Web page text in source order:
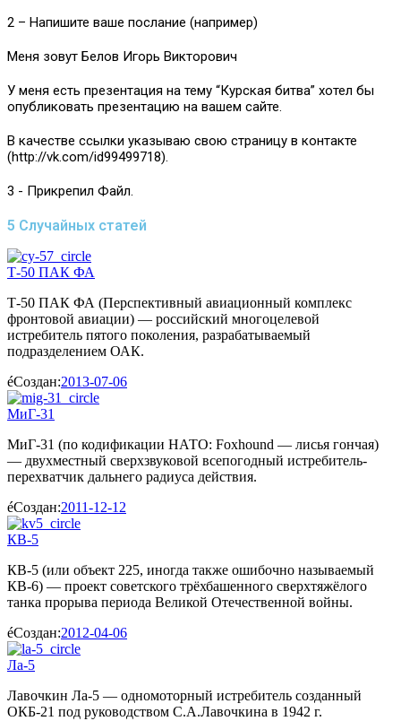
2 – Напишите ваше послание (например)
Меня зовут Белов Игорь Викторович
У меня есть презентация на тему “Курская битва” хотел бы
опубликовать презентацию на вашем сайте.
В качестве ссылки указываю свою страницу в контакте
(http://vk.com/id99499718).
3 - Прикрепил Файл.
5 Случайных статей
Т-50 ПАК ФА
Т-50 ПАК ФА (Перспективный авиационный комплекс
фронтовой авиации) — российский многоцелевой
истребитель пятого поколения, разрабатываемый
подразделением ОАК.
Создан:2013-07-06
МиГ-31
МиГ-31 (по кодификации НАТО: Foxhound — лисья гончая)
— двухместный сверхзвуковой всепогодный истребитель-
перехватчик дальнего радиуса действия.
Создан:2011-12-12
КВ-5
КВ-5 (или объект 225, иногда также ошибочно называемый
КВ-6) — проект советского трёхбашенного сверхтяжёлого
танка прорыва периода Великой Отечественной войны.
Создан:2012-04-06
Ла-5
Лавочкин Ла-5 — одномоторный истребитель созданный
ОКБ-21 под руководством С.А.Лавочкина в 1942 г.